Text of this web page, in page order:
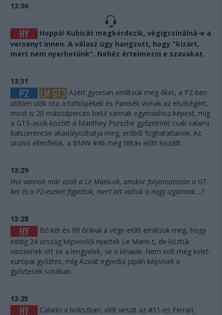
13:36
Hoppá! Kubicát megkérdezik, végigcsinálná-e a
versenyt innen. A válasz úgy hangzott, hogy "kizárt,
mert nem nyerhetünk". Nehéz értelmezni e szavakat.
13:31
Azért gyorsan említsük meg őket, a P2-ben
időtlen idők óta a turbópékek és Panisék vívnak az elsőségért,
most is 20 másodpercen belül vannak egymáshoz képest, míg
a GT3-asok között a Manthey Porsche győzelmét csak valami
balszerencse akadályozhatja meg, erőből foghatatlanok. Az
utolsó ellenfelük, a BMW #46 még féltáv előtt kiszállt.
13:29
Hol vannak már azok a Le Mans-ok, amikor folyamatosan a GT-
ket és a P2-eseket figyeltük, mert ott voltak a nagy izgalmak...?
13:28
Bő két és fél órával a vége előtt említsük meg, hogy
eddig 24 ország képviselői nyertek Le Mans-t, de köztük
nincsenek ott se a lengyelek, se a kínaiak. Nem volt még kelet-
európai győztes, míg Ázsiát egyedül Japán képviseli a
győztesek sorában.
13:25
Calado a bokszban, időt veszít az #51-es Ferrari,